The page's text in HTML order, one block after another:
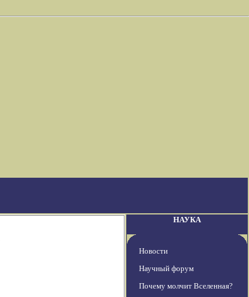
НАУКА
Новости
Научный форум
Почему молчит Вселенная?